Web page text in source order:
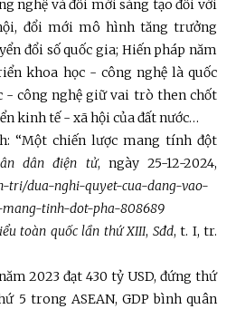
nghệ và đổi mới sáng tạo đối với
đổi mới mô hình tăng trưởng
đổi số quốc gia; Hiến pháp năm
khoa học - công nghệ là quốc
- công nghệ giữ vai trò then chốt
kinh tế - xã hội của đất nước…
“Một chiến lược mang tính đột
dân điện tử, ngày 25-12-2024,
tri/dua-nghi-quyet-cua-dang-vao-
mang-tinh-dot-pha-808689
toàn quốc lần thứ XIII, Sđd, t. I, tr.
2023 đạt 430 tỷ USD, đứng thứ
5 trong ASEAN, GDP bình quân